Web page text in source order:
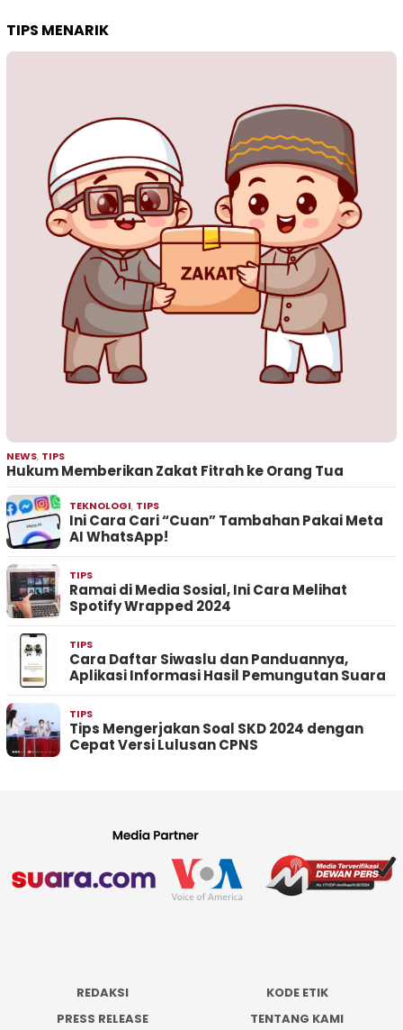
TIPS MENARIK
NEWS, TIPS
Hukum Memberikan Zakat Fitrah ke Orang Tua
TEKNOLOGI, TIPS
Ini Cara Cari “Cuan” Tambahan Pakai Meta
AI WhatsApp!
TIPS
Ramai di Media Sosial, Ini Cara Melihat
Spotify Wrapped 2024
TIPS
Cara Daftar Siwaslu dan Panduannya,
Aplikasi Informasi Hasil Pemungutan Suara
TIPS
Tips Mengerjakan Soal SKD 2024 dengan
Cepat Versi Lulusan CPNS
REDAKSI
KODE ETIK
PRESS RELEASE
TENTANG KAMI